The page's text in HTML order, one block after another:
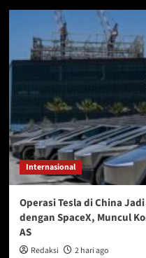
Internasional
Operasi Tesla di China
dengan SpaceX, Muncul
AS
Redaksi 2 hari ago